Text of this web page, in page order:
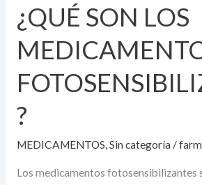
¿QUÉ SON LOS
?
MEDICAMENTOS,Sin categoría /
Los medicamentos fotosensibilizantes
LOS
MEDICAMENTOS
FOTOSENSIBILIZANTES?